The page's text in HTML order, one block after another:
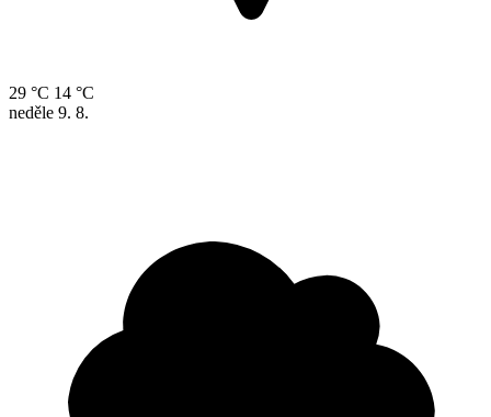
29 °C 14 °C
neděle 9. 8.